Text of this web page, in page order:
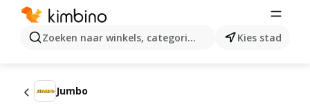
Zoeken naar winkels, categorieën, producten...
Kies stad
Jumbo